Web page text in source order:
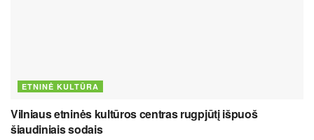
ETNINĖ KULTŪRA
Vilniaus etninės kultūros centras rugpjūtį išpuoš
šiaudiniais sodais